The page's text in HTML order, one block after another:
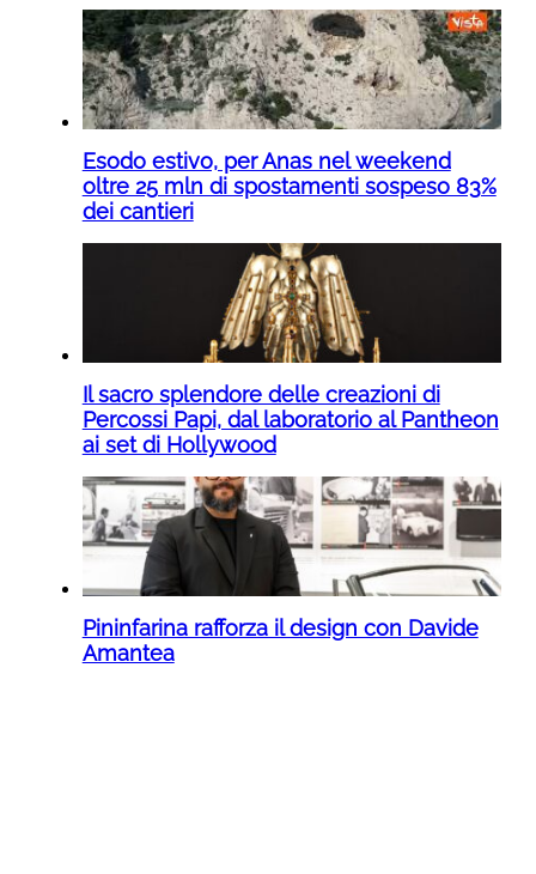
Esodo estivo, per Anas nel weekend
oltre 25 mln di spostamenti sospeso 83%
dei cantieri
Il sacro splendore delle creazioni di
Percossi Papi, dal laboratorio al Pantheon
ai set di Hollywood
Pininfarina rafforza il design con Davide
Amantea